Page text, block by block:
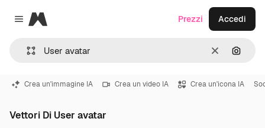
Close menu
Magnific
CancellaCerca
Prezzi Accedi
Crea un'immagine IA Crea un video IA Crea un'icona IA
Vettori Di User avatar